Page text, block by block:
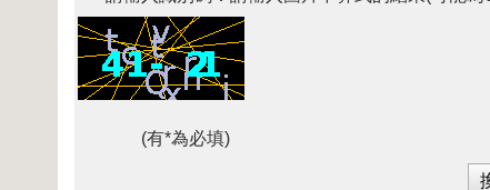
(有*為必填)